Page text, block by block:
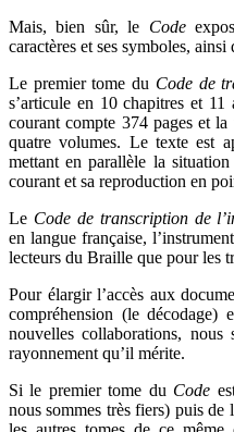
Mais, bien sûr, le Code
caractères et ses symboles,
Le premier tome du Code de
s’articule en 10 chapitres et
courant compte 374 pages et
quatre volumes. Le texte est
mettant en parallèle la
courant et sa reproduction en
Le Code de transcription de
en langue française,
lecteurs du Braille que pour les
Pour élargir l’accès aux
compréhension (le décodage)
nouvelles collaborations,
rayonnement qu’il mérite.
Si le premier tome du Code
nous sommes très fiers) puis de